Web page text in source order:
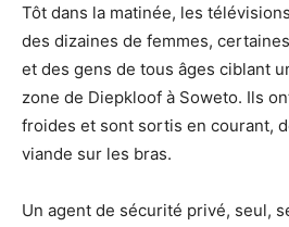
Tôt dans la matinée, les
des dizaines de femmes,
et des gens de tous âges ciblant
zone de Diepkloof à Soweto. Ils
froides et sont sortis en courant,
viande sur les bras.
Un agent de sécurité privé, seul,